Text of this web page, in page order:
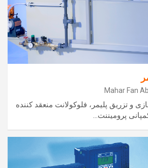
Mahar Fan
و تزریق پلیمر، فلوکولانت منعقد کننده
پرومیننت…